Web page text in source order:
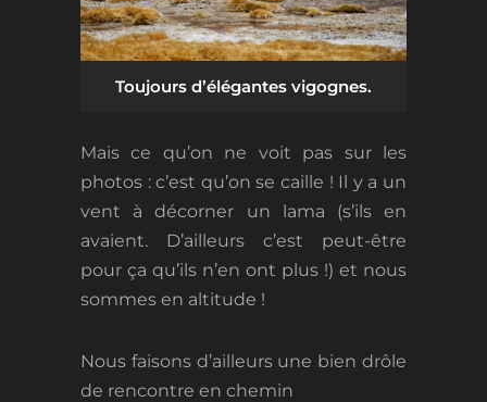
Toujours d’élégantes vigognes.
Mais ce qu’on ne voit pas sur les
photos : c’est qu’on se caille ! Il y a un
vent à décorner un lama (s’ils en
avaient. D’ailleurs c’est peut-être
pour ça qu’ils n’en ont plus !) et nous
sommes en altitude !
Nous faisons d’ailleurs une bien drôle
de rencontre en chemin